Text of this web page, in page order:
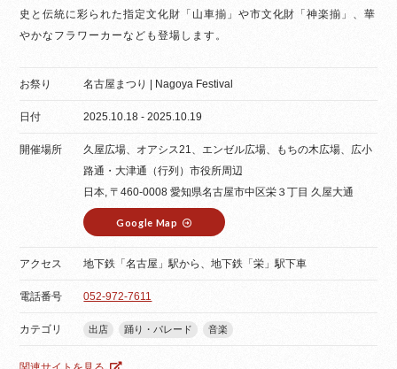
史と伝統に彩られた指定文化財「山車揃」や市文化財「神楽揃」、華
やかなフラワーカーなども登場します。
お祭り 名古屋まつり | Nagoya Festival
日付 2025.10.18 - 2025.10.19
開催場所
久屋広場、オアシス21、エンゼル広場、もちの木広場、広小
路通・大津通（行列）市役所周辺
日本, 〒460-0008 愛知県名古屋市中区栄３丁目 久屋大通
Google Map
アクセス 地下鉄「名古屋」駅から、地下鉄「栄」駅下車
電話番号 052-972-7611
カテゴリ 出店 踊り・パレード 音楽